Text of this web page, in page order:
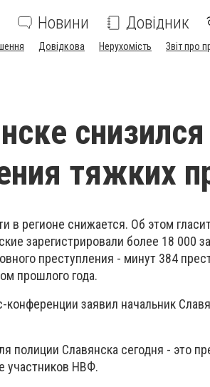
Новини Довідник
Довідкова Нерухомість Звіт про
тяжких
в регионе снижается. Об этом
зарегистрировали более 18 000
преступления - минут 384
прошлого года.
заявил начальник
полиции Славянска сегодня - это
участников НВФ.